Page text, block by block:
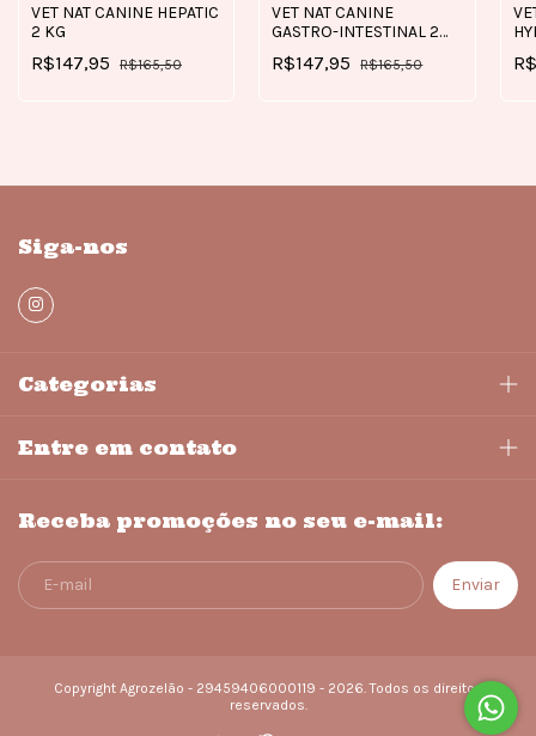
VET NAT CANINE HEPATIC
2 KG
R$147,95 R$165,50
VET NAT CANINE
GASTRO-INTESTINAL 2
KG
R$147,95 R$165,50
E
Siga-nos
Categorias
Entre em contato
Receba promoções no seu e-mail:
Copyright Agrozelão - 29459406000119 - 2026. Todos os direitos
reservados.